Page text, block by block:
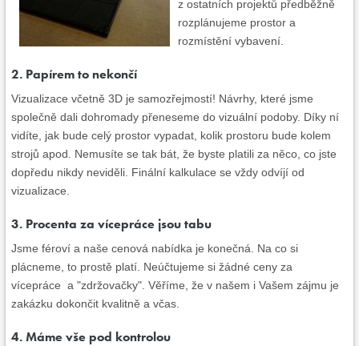
z ostatních projektů předběžně
rozplánujeme prostor a
rozmístění vybavení.
2. Papírem to nekončí
Vizualizace včetně 3D je samozřejmostí! Návrhy, které jsme
společně dali dohromady přeneseme do vizuální podoby. Díky ní
vidíte, jak bude celý prostor vypadat, kolik prostoru bude kolem
strojů apod. Nemusíte se tak bát, že byste platili za něco, co jste
dopředu nikdy neviděli. Finální kalkulace se vždy odvíjí od
vizualizace.
3. Procenta za vícepráce jsou tabu
Jsme féroví a naše cenová nabídka je konečná. Na co si
plácneme, to prostě platí. Neúčtujeme si žádné ceny za
vícepráce a "zdržovačky". Věříme, že v našem i Vašem zájmu je
zakázku dokončit kvalitně a včas.
4. Máme vše pod kontrolou